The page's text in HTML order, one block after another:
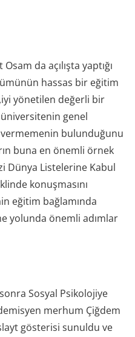
da açılışta yaptığı
hassas bir eğitim
yönetilen değerli bir
genel
bulunduğunu
buna en önemli örnek
Dünya Listelerine Kabul
konuşmasını
eğitim bağlamında
yolunda önemli adımlar
Sosyal Psikolojiye
merhum Çiğdem
gösterisi sunuldu ve